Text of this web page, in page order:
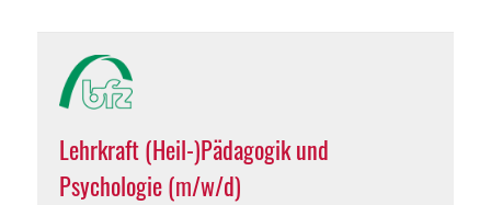
Lehrkraft (Heil-)Pädagogik und
Psychologie (m/w/d)